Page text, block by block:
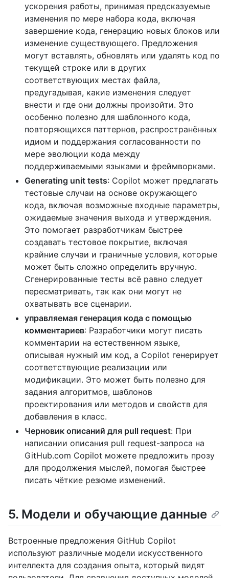
ускорения работы, принимая предсказуемые
изменения по мере набора кода, включая
завершение кода, генерацию новых блоков или
изменение существующего. Предложения
могут вставлять, обновлять или удалять код по
текущей строке или в других
соответствующих местах файла,
предугадывая, какие изменения следует
внести и где они должны произойти. Это
особенно полезно для шаблонного кода,
повторяющихся паттернов, распространённых
идиом и поддержания согласованности по
мере эволюции кода между
поддерживаемыми языками и фреймворками.
Generating unit tests: Copilot может предлагать
тестовые случаи на основе окружающего
кода, включая возможные входные параметры,
ожидаемые значения выхода и утверждения.
Это помогает разработчикам быстрее
создавать тестовое покрытие, включая
крайние случаи и граничные условия, которые
может быть сложно определить вручную.
Сгенерированные тесты всё равно следует
пересматривать, так как они могут не
охватывать все сценарии.
управляемая генерация кода с помощью
комментариев: Разработчики могут писать
комментарии на естественном языке,
описывая нужный им код, а Copilot генерирует
соответствующие реализации или
модификации. Это может быть полезно для
задания алгоритмов, шаблонов
проектирования или методов и свойств для
добавления в класс.
Черновик описаний для pull request: При
написании описания pull request-запроса на
GitHub.com Copilot можете предложить прозу
для продолжения мыслей, помогая быстрее
писать чёткие резюме изменений.
5. Модели и обучающие данные
Встроенные предложения GitHub Copilot
используют различные модели искусственного
интеллекта для создания опыта, который видят